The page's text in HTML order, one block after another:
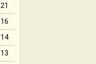
21
16
14
13